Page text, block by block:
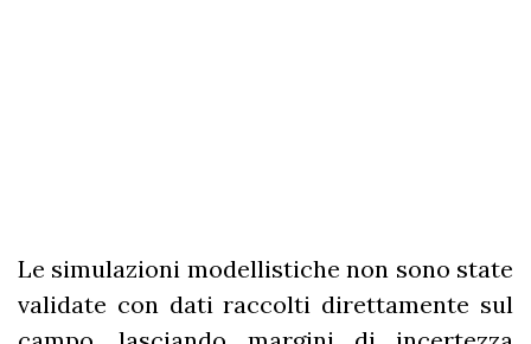
Le simulazioni modellistiche non sono state
validate con dati raccolti direttamente sul